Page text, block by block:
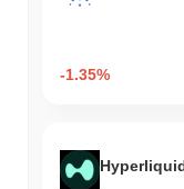
-1.35%